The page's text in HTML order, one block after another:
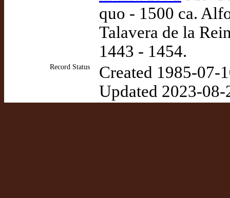
quo - 1500 ca.
Talavera de la
1443 - 1454.
Record Status
Created 1985-07-
Updated 2023-08-